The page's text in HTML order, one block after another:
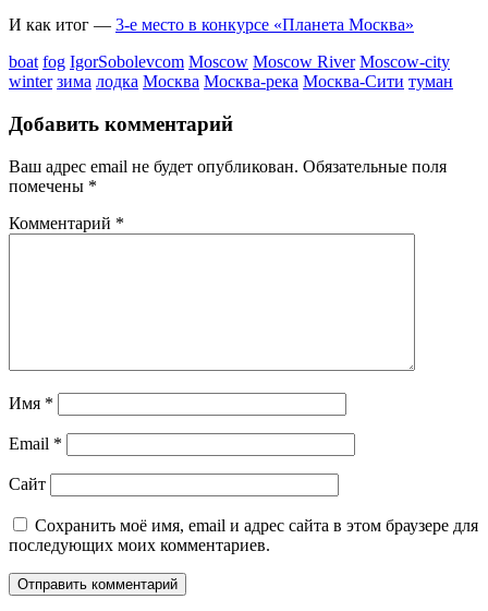
И как итог — 3-е место в конкурсе «Планета Москва»
boat fog IgorSobolevcom Moscow Moscow River Moscow-city
winter зима лодка Москва Москва-река Москва-Сити туман
Добавить комментарий
Ваш адрес email не будет опубликован. Обязательные поля
помечены *
Комментарий *
Имя *
Email *
Сайт
Сохранить моё имя, email и адрес сайта в этом браузере для
последующих моих комментариев.